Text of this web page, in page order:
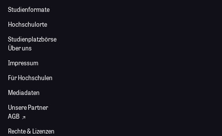
Studienformate
Hochschulorte
Studienplatzbörse
Über uns
Impressum
Für Hochschulen
Mediadaten
Unsere Partner
AGB
Rechte & Lizenzen